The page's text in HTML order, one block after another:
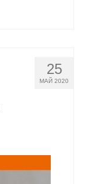
25
МАЙ 2020